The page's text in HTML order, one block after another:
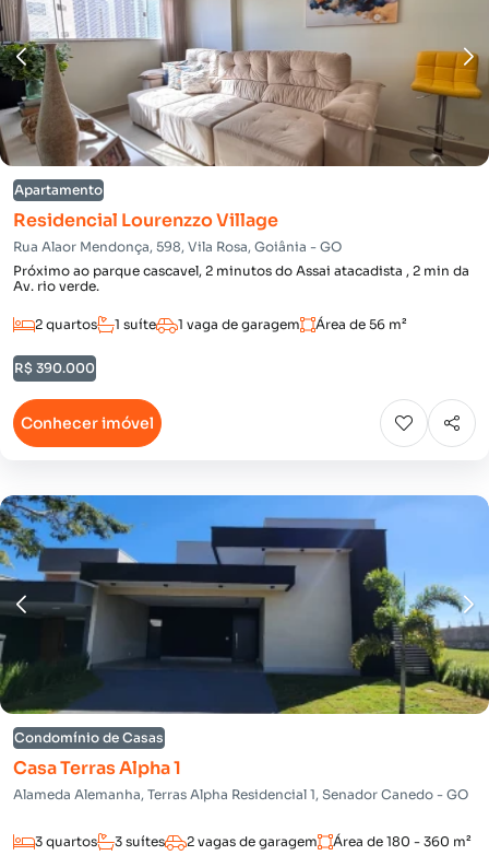
Apartamento
Residencial Lourenzzo Village
Rua Alaor Mendonça, 598, Vila Rosa, Goiânia - GO
Próximo ao parque cascavel, 2 minutos do Assai atacadista , 2 min da
Av. rio verde.
2 quartos 1 suíte 1 vaga de garagem Área de 56 m²
R$ 390.000
Conhecer imóvel
Condomínio de Casas
Casa Terras Alpha 1
Alameda Alemanha, Terras Alpha Residencial 1, Senador Canedo - GO
3 quartos 3 suítes 2 vagas de garagem Área de 180 - 360 m²